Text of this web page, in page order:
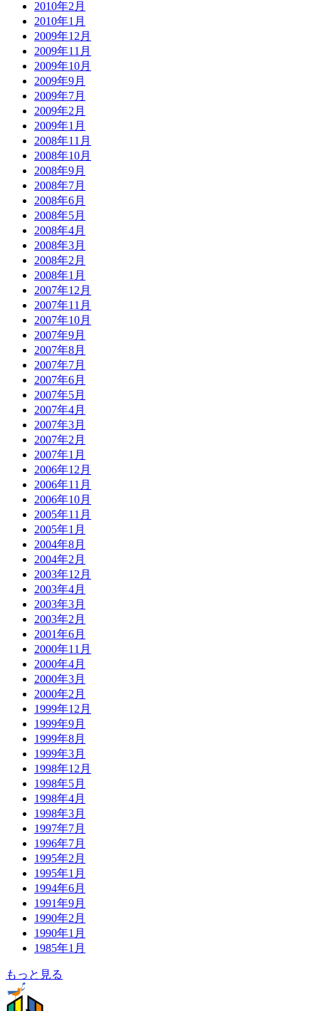
2010年2月
2010年1月
2009年12月
2009年11月
2009年10月
2009年9月
2009年7月
2009年2月
2009年1月
2008年11月
2008年10月
2008年9月
2008年7月
2008年6月
2008年5月
2008年4月
2008年3月
2008年2月
2008年1月
2007年12月
2007年11月
2007年10月
2007年9月
2007年8月
2007年7月
2007年6月
2007年5月
2007年4月
2007年3月
2007年2月
2007年1月
2006年12月
2006年11月
2006年10月
2005年11月
2005年1月
2004年8月
2004年2月
2003年12月
2003年4月
2003年3月
2003年2月
2001年6月
2000年11月
2000年4月
2000年3月
2000年2月
1999年12月
1999年9月
1999年8月
1999年3月
1998年12月
1998年5月
1998年4月
1998年3月
1997年7月
1996年7月
1995年2月
1995年1月
1994年6月
1991年9月
1990年2月
1990年1月
1985年1月
もっと見る